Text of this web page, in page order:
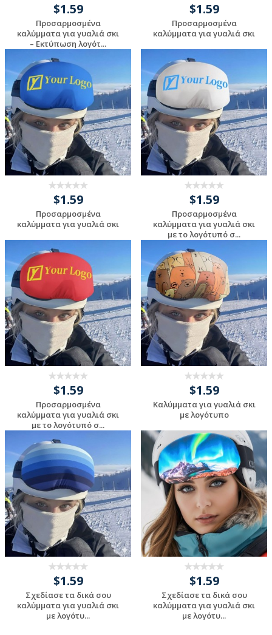
$1.59
Προσαρμοσμένα
καλύμματα για γυαλιά σκι
– Εκτύπωση λογότ...
Request a Custom
Quote
$1.59
Προσαρμοσμένα
καλύμματα για γυαλιά σκι
Request a Custom
Quote
$1.59
Προσαρμοσμένα
καλύμματα για γυαλιά σκι
Request a Custom
Quote
$1.59
Προσαρμοσμένα
καλύμματα για γυαλιά σκι
με το λογότυπό σ...
Request a Custom
Quote
$1.59
Προσαρμοσμένα
καλύμματα για γυαλιά σκι
με το λογότυπό σ...
Request a Custom
Quote
$1.59
Καλύμματα για γυαλιά σκι
με λογότυπο
Request a Custom
Quote
$1.59
Σχεδίασε τα δικά σου
καλύμματα για γυαλιά σκι
με λογότυ...
$1.59
Σχεδίασε τα δικά σου
καλύμματα για γυαλιά σκι
με λογότυ...